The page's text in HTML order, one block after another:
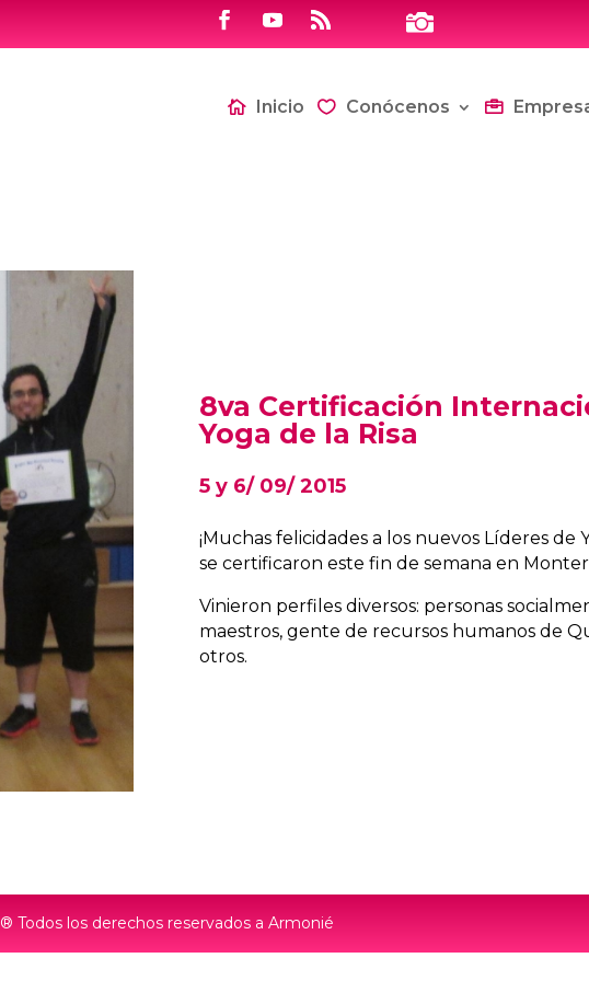

Inicio Conócenos
8va Certificación
Yoga de la Risa
5 y 6/ 09/ 2015
¡Muchas felicidades a los nuevos Líderes de
se certificaron este fin de semana en
Vinieron perfiles diversos: personas
maestros, gente de recursos humanos de
otros.
® Todos los derechos reservados a Armonié